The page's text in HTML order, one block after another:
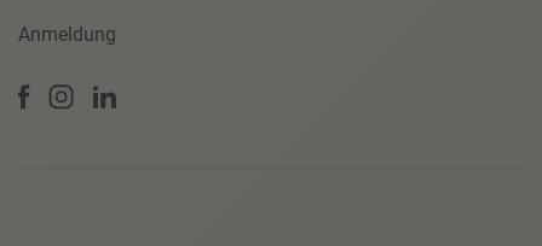
Anmeldung